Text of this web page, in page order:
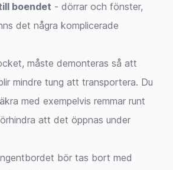
boendet - dörrar och fönster,
det några komplicerade
måste demonteras så att
mindre tung att transportera. Du
med exempelvis remmar runt
att det öppnas under
bör tas bort med